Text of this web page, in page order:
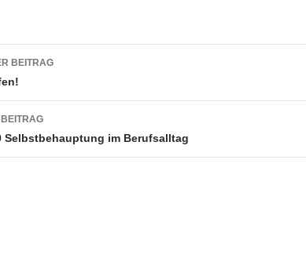
BEITRAG
Selbstbehauptung im Berufsalltag